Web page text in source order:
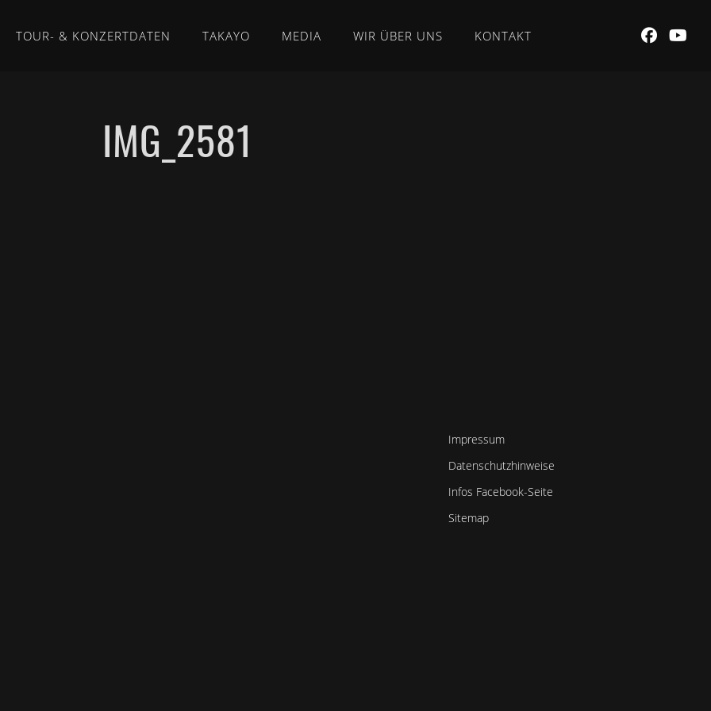
TOUR- & KONZERTDATEN TAKAYO MEDIA WIR ÜBER UNS KONTAKT
IMG_2581
Impressum
Datenschutzhinweise
Infos Facebook-Seite
Sitemap